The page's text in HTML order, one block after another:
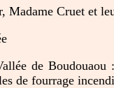
Cruet et
de
de fourrage